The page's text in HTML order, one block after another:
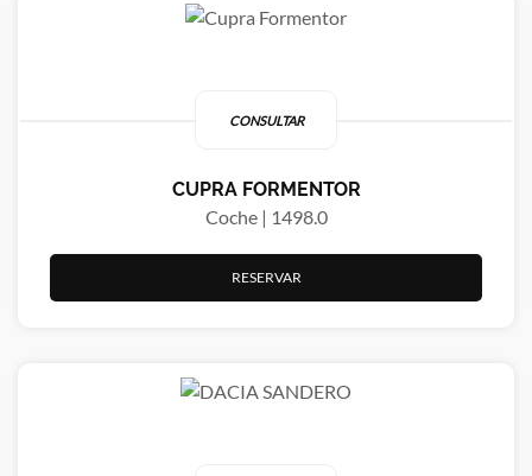
CONSULTAR
CUPRA FORMENTOR
Coche | 1498.0
RESERVAR